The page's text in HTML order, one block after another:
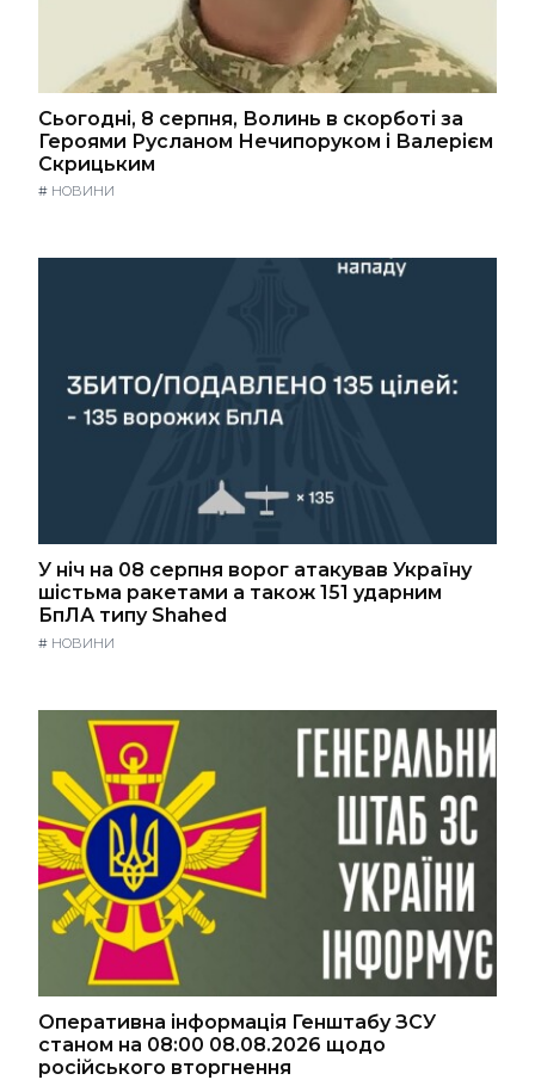
Сьогодні, 8 серпня, Волинь в скорботі за
Героями Русланом Нечипоруком і Валерієм
Скрицьким
# НОВИНИ
У ніч на 08 серпня ворог атакував Україну
шістьма ракетами а також 151 ударним
БпЛА типу Shahed
# НОВИНИ
Оперативна інформація Генштабу ЗСУ
станом на 08:00 08.08.2026 щодо
російського вторгнення